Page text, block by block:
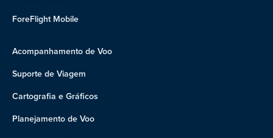
ForeFlight Mobile
Acompanhamento de Voo
Suporte de Viagem
Cartografia e Gráficos
Planejamento de Voo